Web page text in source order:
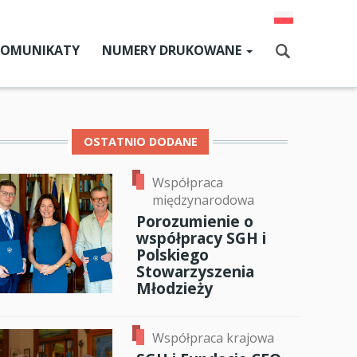
SGH
SGH
NUMERY DRUKOWANE
Aktualny numer
OSTATNIO DODANE
Współpraca
międzynarodowa
Porozumienie o
współpracy SGH i
Polskiego
Stowarzyszenia
Młodzieży
Współpraca krajowa